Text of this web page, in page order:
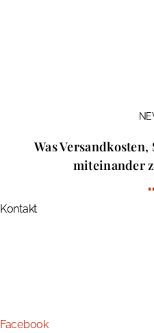
Was Versandkosten,
miteinander
Kontakt
Facebook